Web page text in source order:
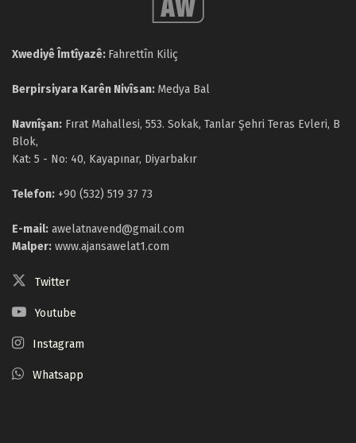
Xwediyê Îmtîyazê: Fahrettîn Kiliç
Berpirsiyara Karên Nivîsan: Medya Bal
Navnîşan: Fırat Mahallesi, 553. Sokak, Tanlar Şehri Teras Evleri, B
Blok,
Kat: 5 - No: 40, Kayapınar, Diyarbakır
Telefon: +90 (532) 519 37 73
E-mail: awelatnavend@gmail.com
Malper: www.ajansawelat1.com
Twitter
Youtube
Instagram
Whatsapp